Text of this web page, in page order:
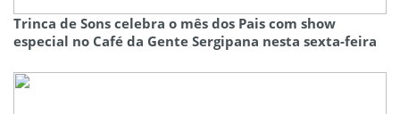
Trinca de Sons celebra o mês dos Pais com show
especial no Café da Gente Sergipana nesta sexta-feira